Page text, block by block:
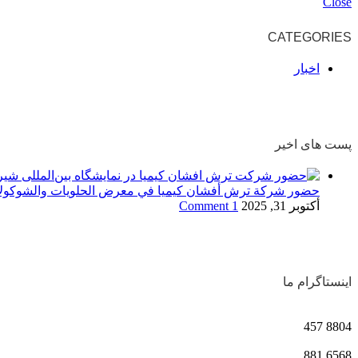
CATEGORIES
اخبار
پست های اخیر
حضور شركة ترش أفشان كيميا في معرض الحلويات
أكتوبر 31, 2025
1 Comment
اینستاگرام ما
8804
457